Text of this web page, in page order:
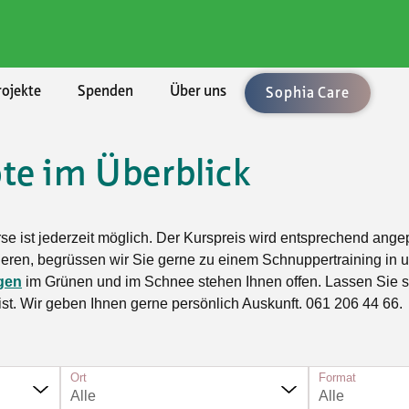
Unterstützung Testament
Testament-Konfigurator
Natur, Kultur
Spiel
und Singen
Achtsamkeit
Ballsport
Stadt
Spenden Über uns Sophia Care
im Überblick
ist jederzeit möglich. Der Kurspreis wird entsprechend
begrüssen wir Sie gerne zu einem Schnuppertraining in
im Grünen und im Schnee stehen Ihnen offen. Lassen Sie
Wir geben Ihnen gerne persönlich Auskunft. 061 206 44 66.
Ort
Alle
Format
Alle